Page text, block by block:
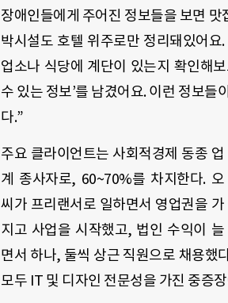
장애인들에게 주어진 정보들을 보면
박시설도 호텔 위주로만 정리돼있어
업소나 식당에 계단이 있는지 확인해
수 있는 정보’를 남겼어요. 이런 정보들
다.”
주요 클라이언트는 사회적경제 동종 업
계 종사자로, 60~70%를 차지한다. 오
씨가 프리랜서로 일하면서 영업권을 가
지고 사업을 시작했고, 법인 수익이 늘
면서 하나, 둘씩 상근 직원으로 채용했
모두 IT 및 디자인 전문성을 가진 중증